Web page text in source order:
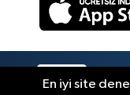
En iyi site